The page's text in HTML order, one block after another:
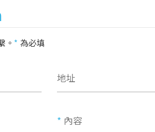
。 為必填
地址
* 內容